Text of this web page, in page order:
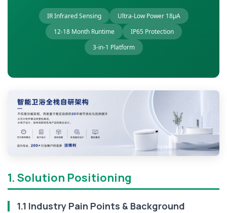
IR Infrared Sensing
Ultra-Low Power 18μA
12-18 Month Runtime
IP65 Protection
3-in-1 Platform
1. Solution Positioning
1.1 Industry Pain Points & Background